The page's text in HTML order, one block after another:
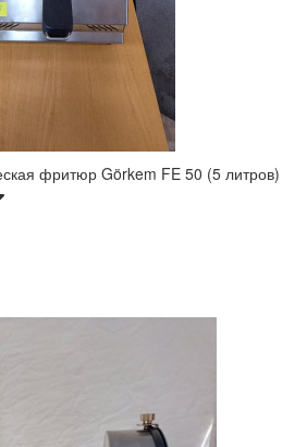
фритюр Görkem FE 50 (5 литров)